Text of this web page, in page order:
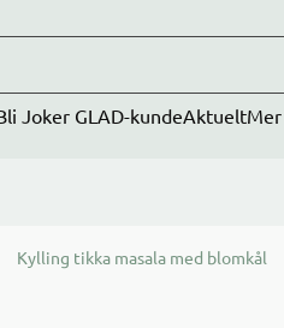
Joker GLAD-kundeAktueltMer
Kylling tikka masala med blomkål